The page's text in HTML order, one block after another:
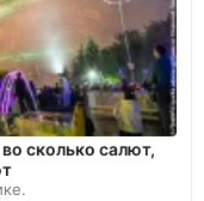
сколько салют,